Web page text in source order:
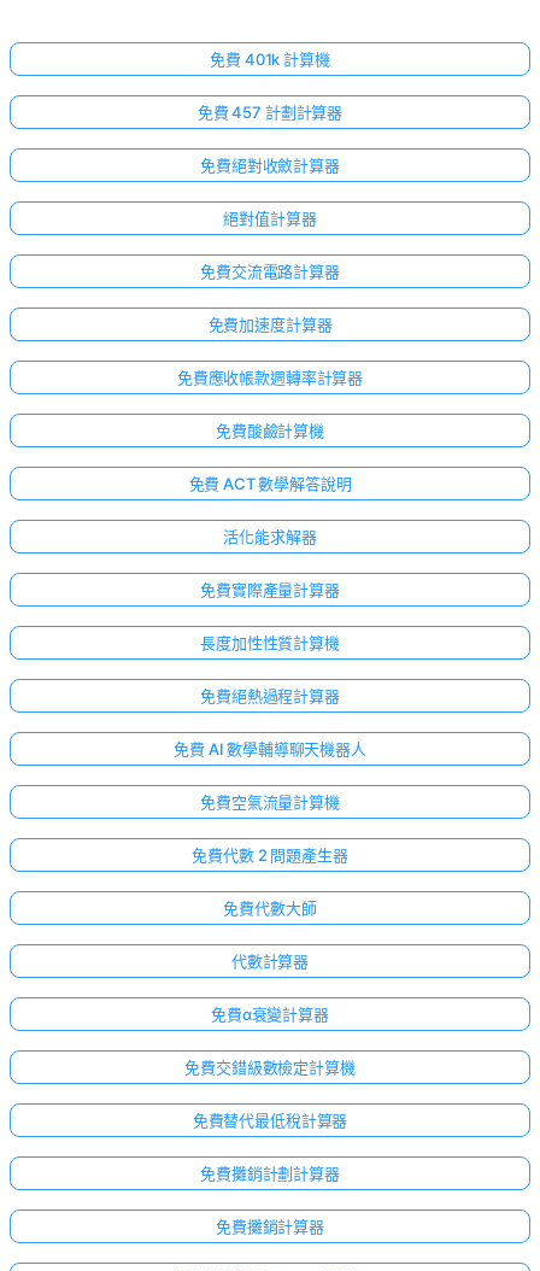
免費 401k 計算機
免費 457 計劃計算器
免費絕對收斂計算器
絕對值計算器
免費交流電路計算器
免費加速度計算器
免費應收帳款週轉率計算器
免費酸鹼計算機
免費 ACT 數學解答說明
活化能求解器
免費實際產量計算器
長度加性性質計算機
免費絕熱過程計算器
免費 AI 數學輔導聊天機器人
免費空氣流量計算機
免費代數 2 問題產生器
免費代數大師
代數計算器
免費α衰變計算器
免費交錯級數檢定計算機
免費替代最低稅計算器
免費攤銷計劃計算器
免費攤銷計算器